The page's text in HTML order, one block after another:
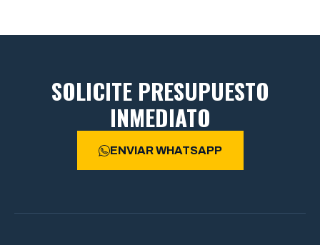
SOLICITE PRESUPUESTO
INMEDIATO
ENVIAR WHATSAPP